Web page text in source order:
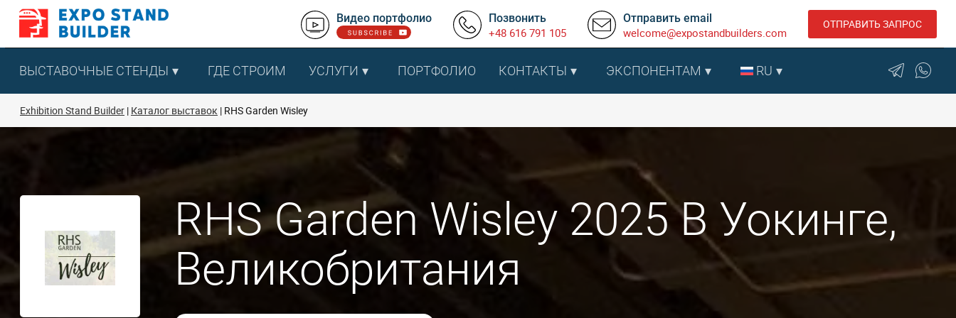
Перейти
содержанию
Видео портфолио Позвонить
+48 616 791 105
Отправить email
welcome@expostandbuilders.com
ОТПРАВИТЬ ЗАПРОС
ВЫСТАВОЧНЫЕ СТЕНДЫ ГДЕ СТРОИМ УСЛУГИ ПОРТФОЛИО КОНТАКТЫ ЭКСПОНЕНТАМ RU
Exhibition Stand Builder Каталог выставок RHS Garden Wisley
RHS Garden Wisley 2025 В Уокинге,
Великобритания